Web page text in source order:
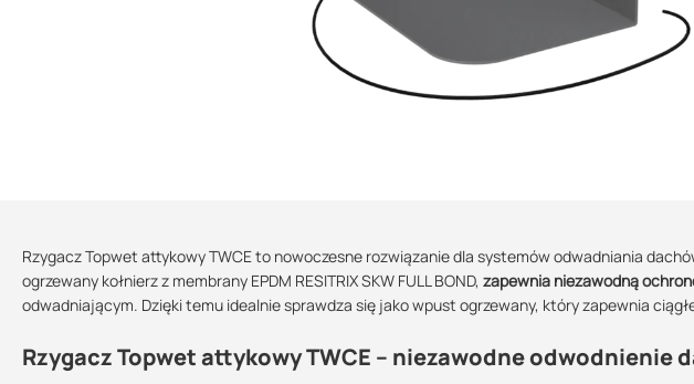
Rzygacz Topwet attykowy TWCE to nowoczesne rozwiązanie dla systemów odwadniania
ogrzewany kołnierz z membrany EPDM RESITRIX SKW FULL BOND, zapewnia niezawodną
odwadniającym. Dzięki temu idealnie sprawdza się jako wpust ogrzewany, który zapewnia
Rzygacz Topwet attykowy TWCE – niezawodne odwodnienie
Sprzedajemy na:
Podlega zwrotowi?:
Deklaracja własności użytkowych
Kontakt
Maszy